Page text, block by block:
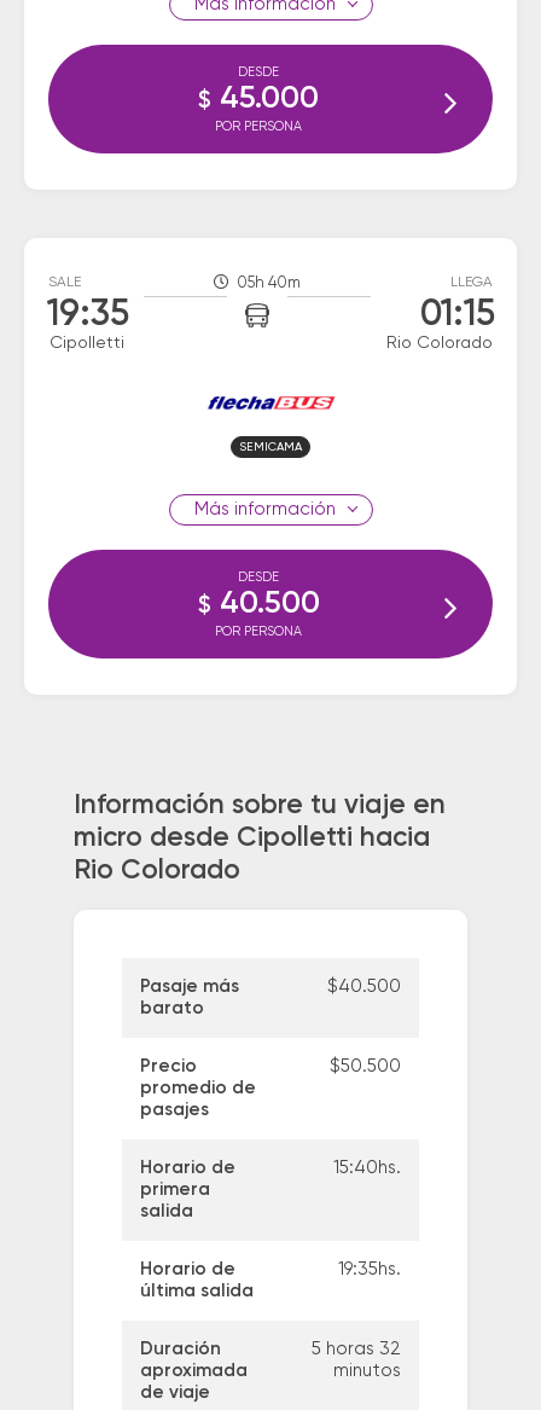
información
DESDE
$ 45.000
POR PERSONA
SALE
19:35
Cipolletti
05h 40m LLEGA
01:15
Rio Colorado
SEMICAMA
información
DESDE
$ 40.500
POR PERSONA
Información sobre tu viaje en
micro desde Cipolletti hacia
Rio Colorado
Pasaje más
barato
$40.500
Precio
promedio de
pasajes
$50.500
Horario de
primera
salida
15:40hs.
Horario de
última salida
19:35hs.
Duración
aproximada
de viaje
5 horas 32
minutos